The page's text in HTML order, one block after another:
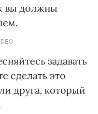
вы должны
задавать
сделать это
друга, который